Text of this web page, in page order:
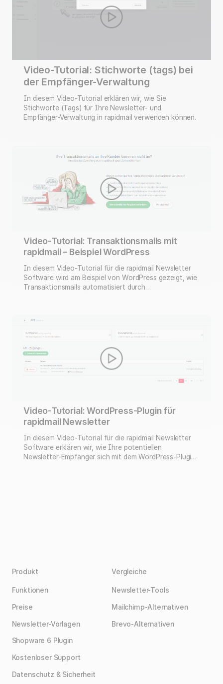
Video-Tutorial: Stichworte (tags) bei
der Empfänger-Verwaltung
In diesem Video-Tutorial erklären wir, wie Sie
Stichworte (Tags) für Ihre Newsletter- und
Empfänger-Verwaltung in rapidmail verwenden können.
Video-Tutorial: Transaktionsmails mit
rapidmail – Beispiel WordPress
In diesem Video-Tutorial für die rapidmail Newsletter
Software wird am Beispiel von WordPress gezeigt, wie
Transaktionsmails automatisiert durch
nach bestimmten Geschäftsvorgängen versendet
Newsletter sondern um einzelne Mails, …
Video-Tutorial: WordPress-Plugin für
rapidmail Newsletter
In diesem Video-Tutorial für die rapidmail Newsletter
Software erklären wir, wie Ihre potentiellen
Newsletter-Empfänger sich mit dem WordPress-Plugin
Produkt
Funktionen
Preise
Newsletter-Vorlagen
Shopware 6 Plugin
Kostenloser Support
Datenschutz & Sicherheit
Vergleiche
Newsletter-Tools
Mailchimp-Alternativen
Brevo-Alternativen